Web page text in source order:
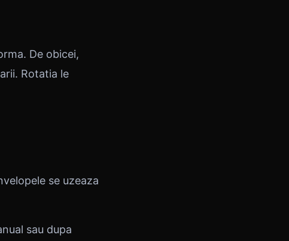
De obicei,
Rotatia le
se uzeaza
sau dupa